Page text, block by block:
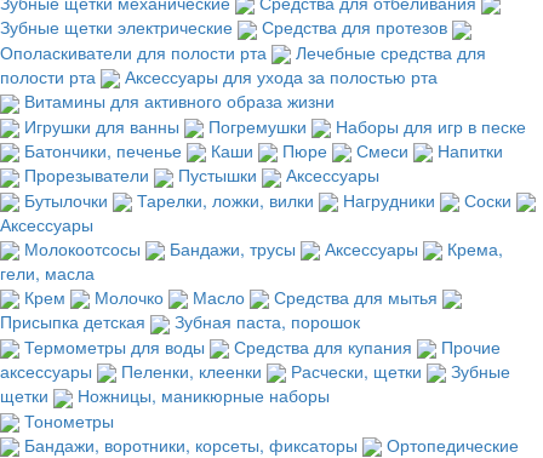
Зубные щетки электрические
Средства для протезов
Ополаскиватели для полости рта
Лечебные средства для
полости рта
Аксессуары для ухода за полостью рта
Витамины для активного образа жизни
Игрушки для ванны
Погремушки
Наборы для игр в песке
Батончики, печенье
Каши Пюре Смеси
Напитки
Прорезыватели
Пустышки
Аксессуары
Бутылочки
Тарелки, ложки, вилки Нагрудники
Соски
Аксессуары
Молокоотсосы
Бандажи, трусы Аксессуары
Крема,
гели, масла
Крем
Молочко Масло
Средства для мытья
Присыпка детская
Зубная паста, порошок
Термометры для воды
Средства для купания
Прочие
аксессуары
Пеленки, клеенки Расчески, щетки
Зубные
щетки
Ножницы, маникюрные наборы
Тонометры
Бандажи, воротники, корсеты, фиксаторы
Ортопедические